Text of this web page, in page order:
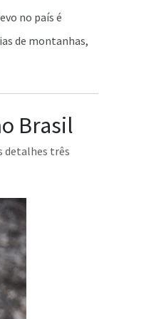
no país é
de montanhas,
Brasil
detalhes três